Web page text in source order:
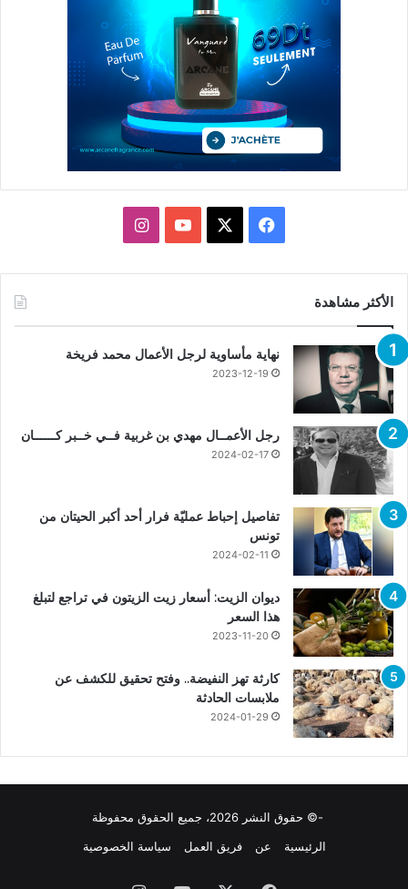
فيسبوك يوتيوبانستقرام
الأكثر مشاهدة
نهاية مأساوية لرجل الأعمال محمد فريخة
2023-12-19
رجل الأعمــال مهدي بن غربية فــي خــبر كــــــان
2024-02-17
تفاصيل إحباط عمليّة فرار أحد أكبر الحيتان من
تونس
2024-02-11
ديوان الزيت: أسعار زيت الزيتون في تراجع لتبلغ
هذا السعر
2023-11-20
كارثة تهز النفيضة.. وفتح تحقيق للكشف عن
ملابسات الحادثة
2024-01-29
-© حقوق النشر 2026، جميع الحقوق محفوظة
الرئيسية
عن فريق العمل سياسة الخصوصية